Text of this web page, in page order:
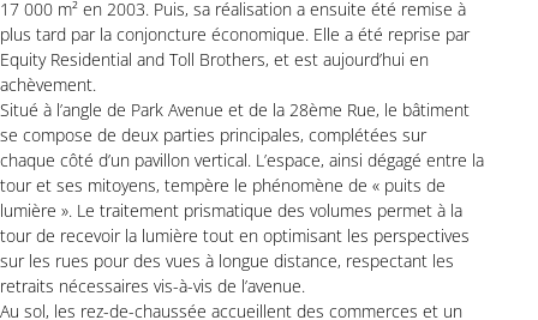
17 000 m² en 2003. Puis, sa réalisation a ensuite été remise à
plus tard par la conjoncture économique. Elle a été reprise par
Equity Residential and Toll Brothers, et est aujourd’hui en
achèvement.
Situé à l’angle de Park Avenue et de la 28ème Rue, le bâtiment
se compose de deux parties principales, complétées sur
chaque côté d’un pavillon vertical. L’espace, ainsi dégagé entre la
tour et ses mitoyens, tempère le phénomène de « puits de
lumière ». Le traitement prismatique des volumes permet à la
tour de recevoir la lumière tout en optimisant les perspectives
sur les rues pour des vues à longue distance, respectant les
retraits nécessaires vis-à-vis de l’avenue.
Au sol, les rez-de-chaussée accueillent des commerces et un